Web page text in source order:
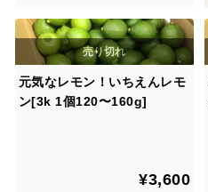
元気なレモン！いちえんレモ
ン[3k 1個120〜160g]
¥3,600